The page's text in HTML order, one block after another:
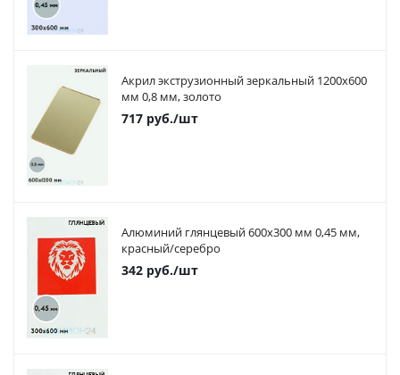
Акрил экструзионный зеркальный 1200х600
мм 0,8 мм, золото
717 руб./шт
Алюминий глянцевый 600х300 мм 0,45 мм,
красный/серебро
342 руб./шт